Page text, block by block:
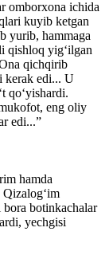
omborxona ichida
kuyib ketgan
yurib, hammaga
qishloq yig‘ilgan
qichqirib
kerak edi... U
qo‘yishardi.
eng oliy
edi...”
hamda
botinkachalar
yechgisi